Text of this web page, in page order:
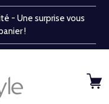
- Une surprise vous
!